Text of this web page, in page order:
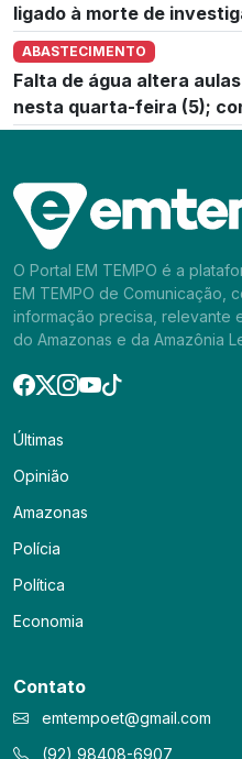
ligado à morte de
ABASTECIMENTO
Falta de água altera
nesta quarta-feira (5);
O Portal EM TEMPO é a
EM TEMPO de Comunicação,
informação precisa, relevante
do Amazonas e da Amazônia
Últimas
Opinião
Amazonas
Polícia
Política
Economia
Contato
emtempoet@gmail.com
(92) 98408-6907